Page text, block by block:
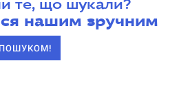
те, що шукали?
нашим зручним
ПОШУКОМ!